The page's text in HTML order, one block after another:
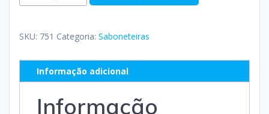
SKU: 751 Categoria: Saboneteiras
Informação adicional
Informação